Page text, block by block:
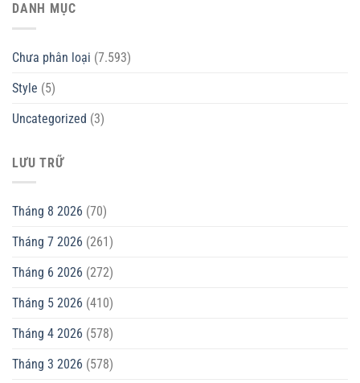
DANH MỤC
Chưa phân loại (7.593)
Style (5)
Uncategorized (3)
LƯU TRỮ
Tháng 8 2026 (70)
Tháng 7 2026 (261)
Tháng 6 2026 (272)
Tháng 5 2026 (410)
Tháng 4 2026 (578)
Tháng 3 2026 (578)